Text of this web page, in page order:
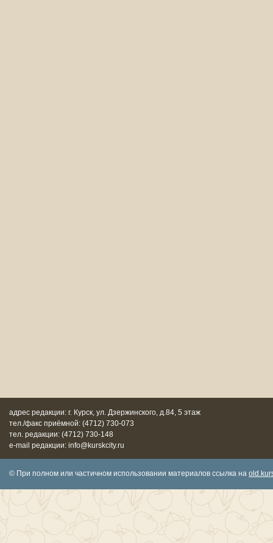
адрес редакции: г. Курск, ул. Дзержинского, д.84, 5 этаж
тел./факс приёмной: (4712) 730-073
тел. редакции: (4712) 730-148
e-mail редакции: info@kurskcity.ru
© При полном или частичном использовании материалов ссылка на